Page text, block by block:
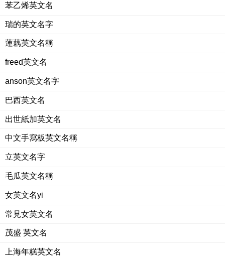
苯乙烯英文名
瑞的英文名字
蓮藕英文名稱
freed英文名
anson英文名字
巴西英文名
出世紙加英文名
中文手寫板英文名稱
立英文名字
毛瓜英文名稱
女英文名yi
常見女英文名
茂盛 英文名
上海年糕英文名